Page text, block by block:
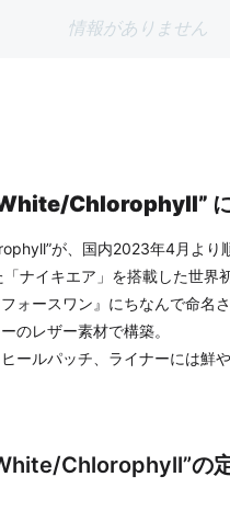
情報がありません
Chlorophyll”
が、国内2023年4月より
ナイキエア」を搭載した世界
ォースワン』にちなんで命名
のレザー素材で構築。
ールパッチ、ライナーには鮮
Chlorophyll”の